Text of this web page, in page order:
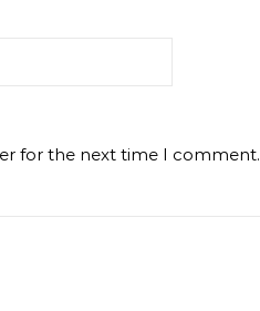
for the next time I comment.